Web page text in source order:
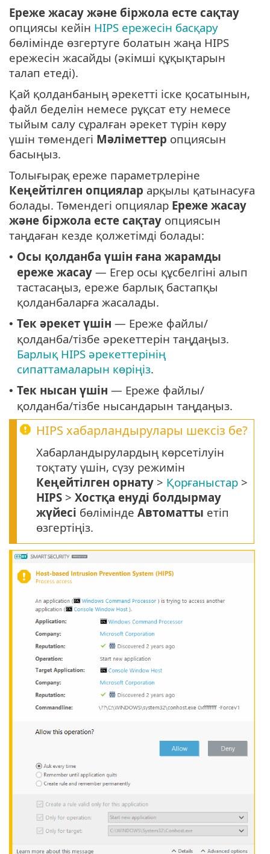
Ереже жасау және біржола есте сақтау
опциясы кейін HIPS ережесін басқару
бөлімінде өзгертуге болатын жаңа HIPS
ережесін жасайды (әкімші құқықтарын
талап етеді).
Қай қолданбаның әрекетті іске қосатынын,
файл беделін немесе рұқсат ету немесе
тыйым салу сұралған әрекет түрін көру
үшін төмендегі Мәліметтер опциясын
басыңыз.
Толығырақ ереже параметрлеріне
Кеңейтілген опциялар арқылы қатынасуға
болады. Төмендегі опциялар Ереже жасау
және біржола есте сақтау опциясын
таңдаған кезде қолжетімді болады:
• Осы қолданба үшін ғана жарамды
ереже жасау — Егер осы құсбелгіні алып
тастасаңыз, ереже барлық бастапқы
қолданбаларға жасалады.
• Тек әрекет үшін — Ереже файлы/
қолданба/тізбе әрекеттерін таңдаңыз.
Барлық HIPS әрекеттерінің
сипаттамаларын көріңіз.
• Тек нысан үшін — Ереже файлы/
қолданба/тізбе нысандарын таңдаңыз.
HIPS хабарландырулары шексіз бе?
Хабарландырулардың көрсетілуін
тоқтату үшін, сүзу режимін
Кеңейтілген орнату > Қорғаныстар >
HIPS > Хостқа енуді болдырмау
жүйесі бөлімінде Автоматты етіп
өзгертіңіз.